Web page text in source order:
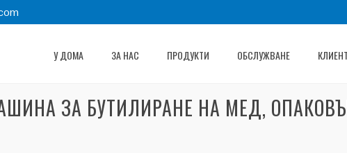
У ДОМА ЗА НАС ПРОДУКТИ ОБСЛУЖВАНЕ
ЗА БУТИЛИРАНЕ НА МЕД,